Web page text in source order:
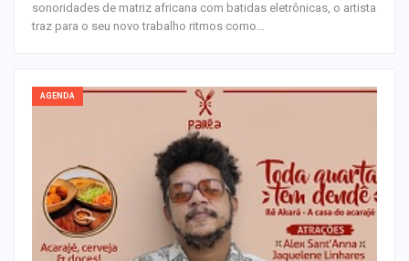
sonoridades de matriz africana com batidas eletrônicas, o artista
traz para o seu novo trabalho ritmos como…
AGENDA